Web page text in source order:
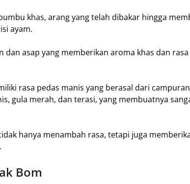
khas, arang yang telah dibakar hingga
ayam.
dan asap yang memberikan aroma khas dan
rasa pedas manis yang berasal dari
gula merah, dan terasi, yang membuatnya
hanya menambah rasa, tetapi juga
Bom